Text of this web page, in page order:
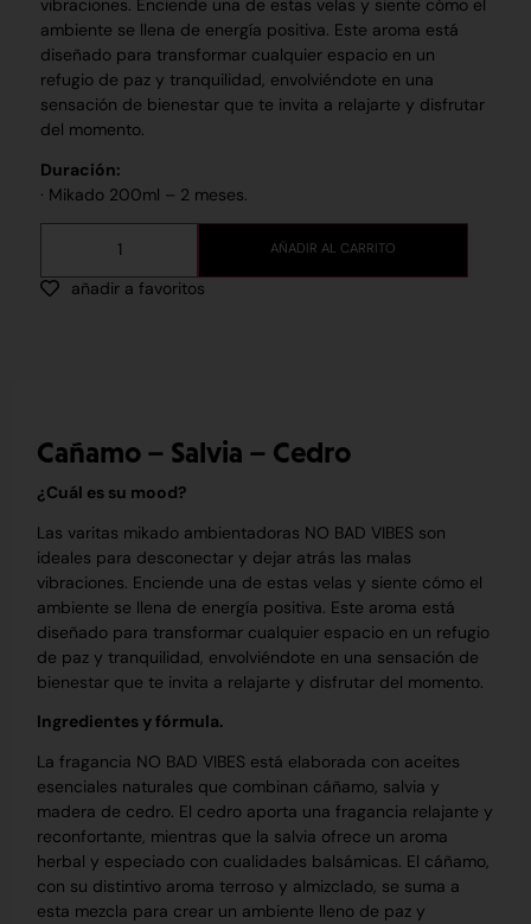
Cañamo – Salvia – Cedro
¿Cuál es su mood?
Las varitas mikado ambientadoras NO BAD VIBES son
ideales para desconectar y dejar atrás las malas
vibraciones. Enciende una de estas velas y siente cómo el
ambiente se llena de energía positiva. Este aroma está
diseñado para transformar cualquier espacio en un refugio
de paz y tranquilidad, envolviéndote en una sensación de
bienestar que te invita a relajarte y disfrutar del momento.
Ingredientes y fórmula.
La fragancia NO BAD VIBES está elaborada con aceites
esenciales naturales que combinan cáñamo, salvia y
madera de cedro. El cedro aporta una fragancia relajante y
reconfortante, mientras que la salvia ofrece un aroma
herbal y especiado con cualidades balsámicas. El cáñamo,
con su distintivo aroma terroso y almizclado, se suma a
esta mezcla para crear un ambiente lleno de paz y
vibraciones. Enciende una de estas velas y siente cómo el
ambiente se llena de energía positiva. Este aroma está
diseñado para transformar cualquier espacio en un
refugio de paz y tranquilidad, envolviéndote en una
sensación de bienestar que te invita a relajarte y disfrutar
del momento.
Duración:
· Mikado 200ml – 2 meses.
AÑADIR AL CARRITO
añadir a favoritos